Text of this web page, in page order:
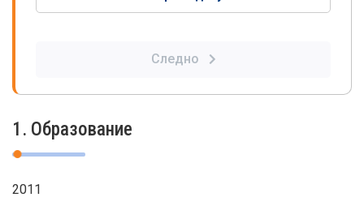
Следно
1. Образование
2011